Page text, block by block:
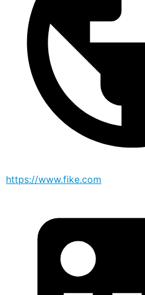
https://www.fike.com